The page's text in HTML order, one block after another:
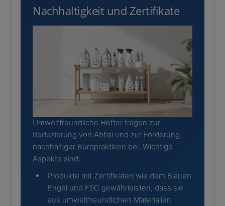
Nachhaltigkeit und Zertifikate
Umweltfreundliche Hefter tragen zur
Reduzierung von Abfall und zur Förderung
nachhaltiger Büropraktiken bei. Wichtige
Aspekte sind:
Produkte mit Zertifikaten wie dem Blauen
Engel und FSC gewährleisten, dass sie
aus umweltfreundlichen Materialien